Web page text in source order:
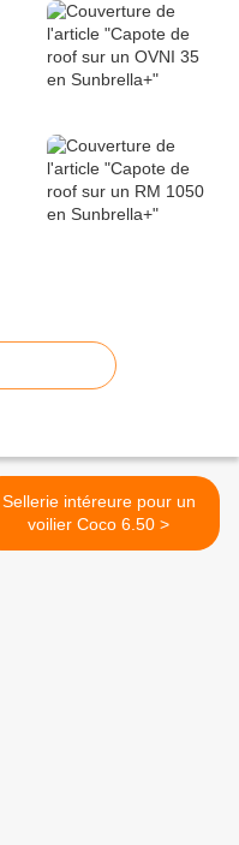
Sellerie intéreure pour un
voilier Coco 6.50 >